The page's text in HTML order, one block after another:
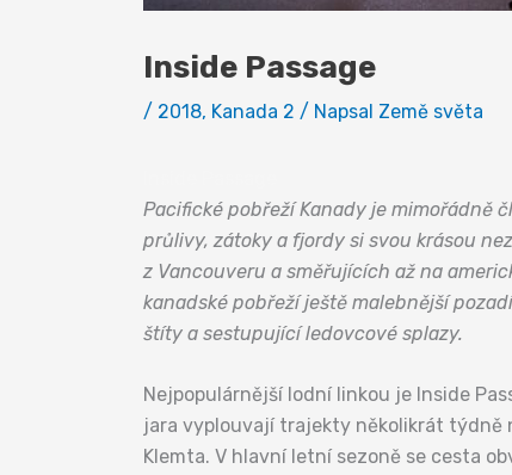
Inside Passage
/ 2018, Kanada 2 / Napsal Země světa
Pacifické pobřeží Kanady je mimořádně
průlivy, zátoky a fjordy si svou krásou
z Vancouveru a směřujících až na
kanadské pobřeží ještě malebnější
štíty a sestupující ledovcové splazy.
Nejpopulárnější lodní linkou je Inside
jara vyplouvají trajekty několikrát týdně
Klemta. V hlavní letní sezoně se cesta